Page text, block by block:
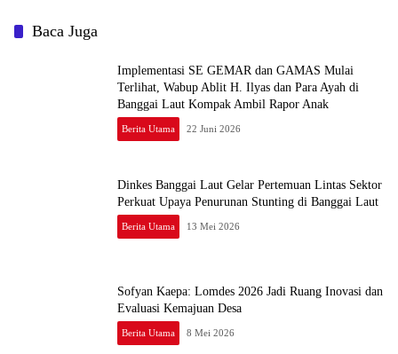
Baca Juga
Implementasi SE GEMAR dan GAMAS Mulai
Terlihat, Wabup Ablit H. Ilyas dan Para Ayah di
Banggai Laut Kompak Ambil Rapor Anak
Berita Utama 22 Juni 2026
Dinkes Banggai Laut Gelar Pertemuan Lintas Sektor
Perkuat Upaya Penurunan Stunting di Banggai Laut
Berita Utama 13 Mei 2026
Sofyan Kaepa: Lomdes 2026 Jadi Ruang Inovasi dan
Evaluasi Kemajuan Desa
Berita Utama 8 Mei 2026